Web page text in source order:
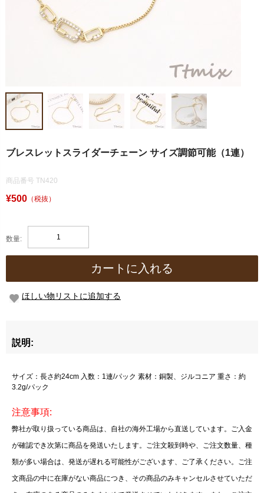
ブレスレットスライダーチェーン サイズ調節可能（1連）
商品番号 TN420
¥500 （税抜）
数量:
カートに入れる
ほしい物リストに追加する
説明:
サイズ：長さ約24cm 入数：1連/パック 素材：銅製、ジルコニア 重さ：約
3.2g/パック
注意事項:
弊社が取り扱っている商品は、自社の海外工場から直送しています。ご入金
が確認でき次第に商品を発送いたします。ご注文殺到時や、ご注文数量、種
類が多い場合は、発送が遅れる可能性がございます、ご了承ください。ご注
文商品の中に在庫がない商品につき、その商品のみキャンセルさせていただ